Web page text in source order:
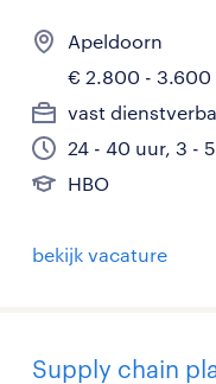
Apeldoorn
€ 2.800 - 3.600
vast
24 - 40 uur, 3 -
HBO
bekijk vacature
Supply chain